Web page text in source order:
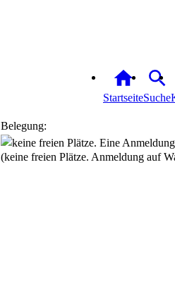
StartseiteSuche
Belegung:
(keine freien Plätze. Anmeldung auf